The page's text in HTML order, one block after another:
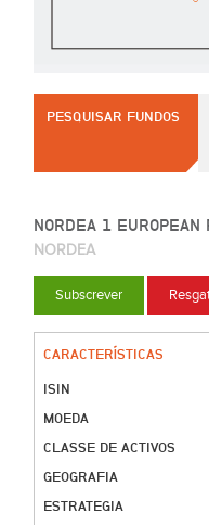
PESQUISAR FUNDOS
NORDEA 1 EUROPEAN
NORDEA
Subscrever
CARACTERÍSTICAS
ISIN
MOEDA
CLASSE DE ACTIVOS
GEOGRAFIA
ESTRATEGIA